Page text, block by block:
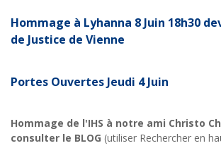
Hommage à Lyhanna 8 Juin 18h30
de Justice de Vienne
Portes Ouvertes Jeudi 4 Juin
Hommage de l'IHS à notre ami Christo
consulter le BLOG (utiliser Rechercher en